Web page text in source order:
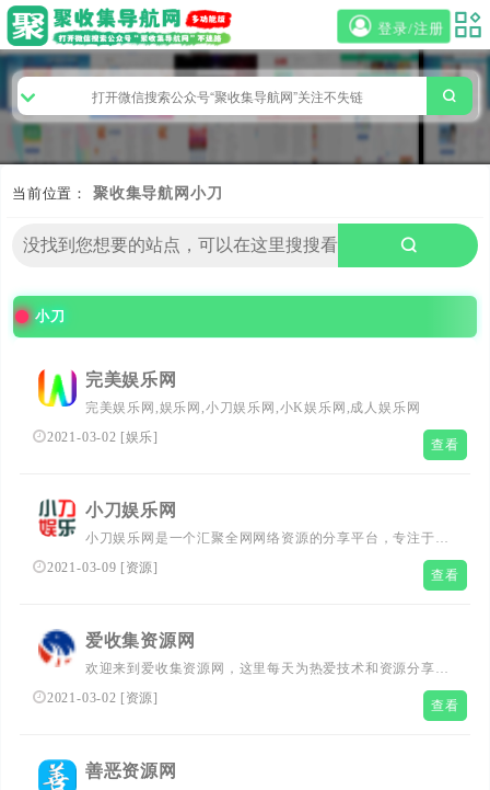
登录/注册
当前位置： 聚收集导航网 小刀
小刀
完美娱乐网
完美娱乐网,娱乐网,小刀娱乐网,小K娱乐网,成人娱乐网
2021-03-02 [娱乐] 查看
小刀娱乐网
小刀娱乐网是一个汇聚全网网络资源的分享平台，专注于提
供新软件、线报活动及技术教程。在这里，您将发现丰富的
资源，学习实用的技术，参与有趣的线报活动，享受一站式
2021-03-09 [资源] 查看
爱收集资源网
欢迎来到爱收集资源网，这里每天为热爱技术和资源分享的
朋友们提供大量的原创技术教程、最新的线报活动以及精选
软件。我们的目标是打造一个绿色、温馨、快乐的家园，让
长！
2021-03-02 [资源] 查看
善恶资源网